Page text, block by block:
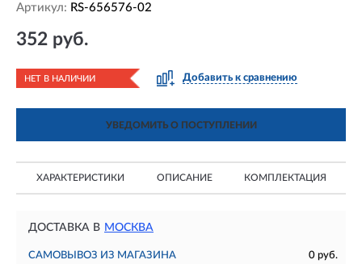
Артикул: RS-656576-02
352 руб.
НЕТ В НАЛИЧИИ Добавить к сравнению
УВЕДОМИТЬ О ПОСТУПЛЕНИИ
ХАРАКТЕРИСТИКИ ОПИСАНИЕ КОМПЛЕКТАЦИЯ
ДОСТАВКА В МОСКВА
САМОВЫВОЗ ИЗ МАГАЗИНА
0 руб.